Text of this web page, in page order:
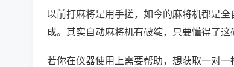
以前打麻将是用手搓，如今的麻将机都是
成。其实自动麻将机有破绽，只要懂得了这
若你在仪器使用上需要帮助，想获取一对